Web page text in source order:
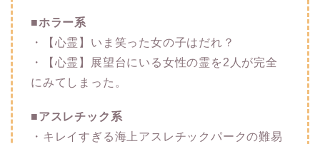
■ホラー系
・【心霊】いま笑った女の子はだれ？
・【心霊】展望台にいる女性の霊を2人が完全
にみてしまった。
■アスレチック系
・キレイすぎる海上アスレチックパークの難易